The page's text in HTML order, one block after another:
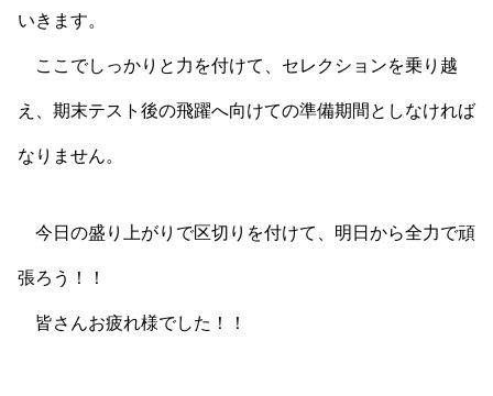
いきます。
ここでしっかりと力を付けて、セレクションを乗り越
え、期末テスト後の飛躍へ向けての準備期間としなければ
なりません。
今日の盛り上がりで区切りを付けて、明日から全力で頑
張ろう！！
皆さんお疲れ様でした！！